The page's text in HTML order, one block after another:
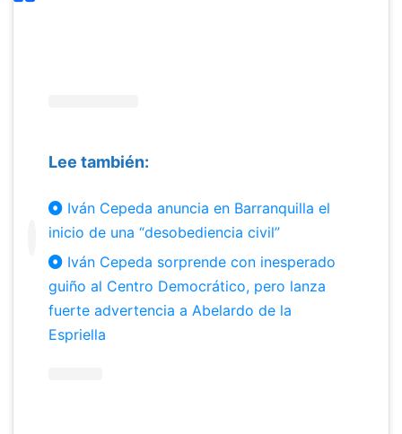
Lee también:
Iván Cepeda anuncia en Barranquilla el
inicio de una “desobediencia civil”
Iván Cepeda sorprende con inesperado
guiño al Centro Democrático, pero lanza
fuerte advertencia a Abelardo de la
Espriella